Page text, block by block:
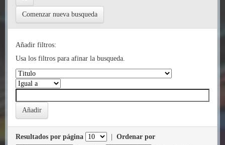
Comenzar nueva busqueda
Añadir filtros:
Usa los filtros para afinar la busqueda.
Resultados por página
Ordenar por